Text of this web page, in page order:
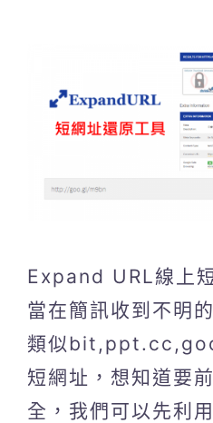
Expand URL線上
當在簡訊收到不明
類似
短網址，想知道要
全，我們可以先利